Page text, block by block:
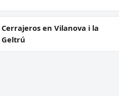
Cerrajeros en Vilanova i la
Geltrú